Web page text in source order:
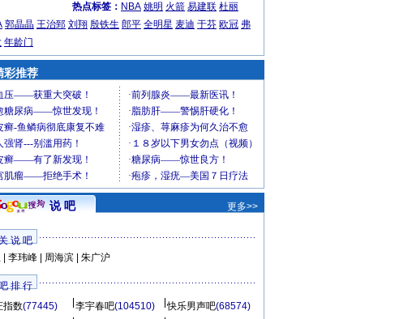
热点标签： NBA 姚明 火箭 易建联 杜丽
郭晶晶 王治郅 刘翔 殷铁生 郎平 全明星 麦迪 于芬 欧冠 弗
年龄门
彩推荐
说 吧 更多>>
说 吧
李玮峰| 周海滨| 朱广沪
排 行
指数(77445) 李宇春吧(104510) 快乐男声吧(68574)